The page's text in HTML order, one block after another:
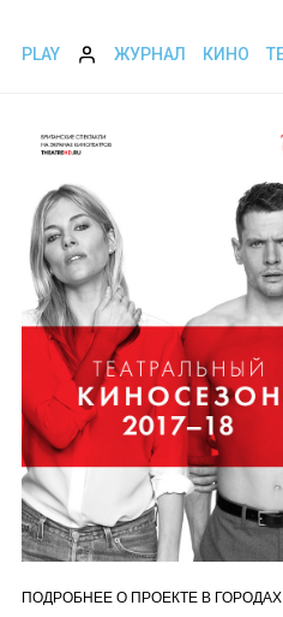
PLAY ЖУРНАЛ КИНО
ПОДРОБНЕЕ О ПРОЕКТЕ В